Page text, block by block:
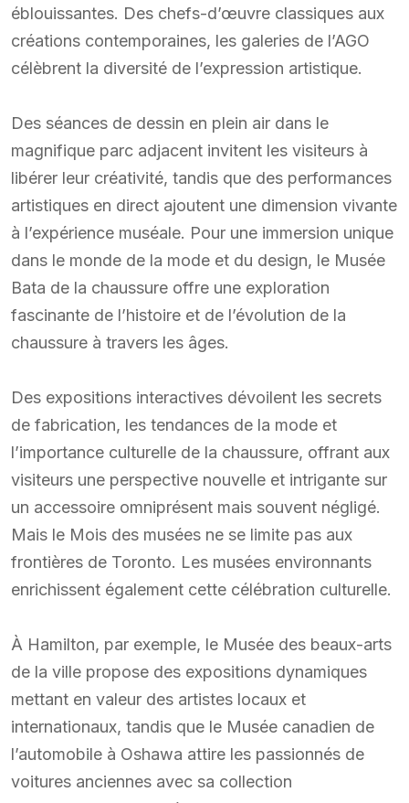
éblouissantes. Des chefs-d’œuvre classiques aux
créations contemporaines, les galeries de l’AGO
célèbrent la diversité de l’expression artistique.
Des séances de dessin en plein air dans le
magnifique parc adjacent invitent les visiteurs à
libérer leur créativité, tandis que des performances
artistiques en direct ajoutent une dimension vivante
à l’expérience muséale. Pour une immersion unique
dans le monde de la mode et du design, le Musée
Bata de la chaussure offre une exploration
fascinante de l’histoire et de l’évolution de la
chaussure à travers les âges.
Des expositions interactives dévoilent les secrets
de fabrication, les tendances de la mode et
l’importance culturelle de la chaussure, offrant aux
visiteurs une perspective nouvelle et intrigante sur
un accessoire omniprésent mais souvent négligé.
Mais le Mois des musées ne se limite pas aux
frontières de Toronto. Les musées environnants
enrichissent également cette célébration culturelle.
À Hamilton, par exemple, le Musée des beaux-arts
de la ville propose des expositions dynamiques
mettant en valeur des artistes locaux et
internationaux, tandis que le Musée canadien de
l’automobile à Oshawa attire les passionnés de
voitures anciennes avec sa collection